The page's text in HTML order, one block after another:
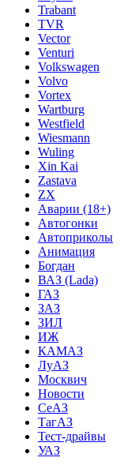
Trabant
TVR
Vector
Venturi
Volkswagen
Volvo
Vortex
Wartburg
Westfield
Wiesmann
Wuling
Xin Kai
Zastava
ZX
Аварии (18+)
Автогонки
Автоприколы
Анимация
Богдан
ВАЗ (Lada)
ГАЗ
ЗАЗ
ЗИЛ
ИЖ
КАМАЗ
ЛуАЗ
Москвич
Новости
СеАЗ
ТагАЗ
Тест-драйвы
УАЗ